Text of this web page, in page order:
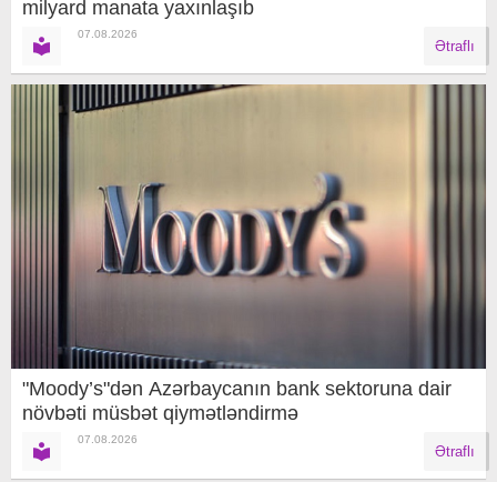
milyard manata yaxınlaşıb
07.08.2026
Ətraflı
"Moody’s"dən Azərbaycanın bank sektoruna dair
növbəti müsbət qiymətləndirmə
07.08.2026
Ətraflı